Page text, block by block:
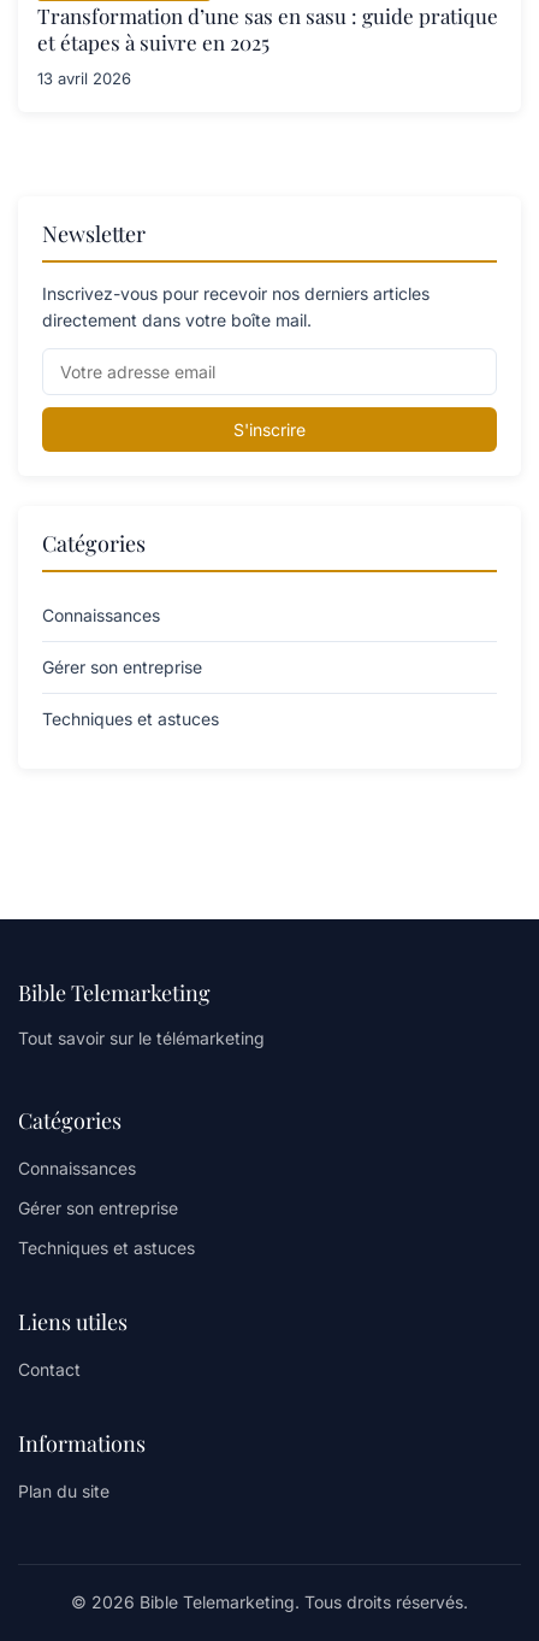
Transformation d’une sas en sasu : guide pratique
et étapes à suivre en 2025
13 avril 2026
Newsletter
Inscrivez-vous pour recevoir nos derniers articles
directement dans votre boîte mail.
S'inscrire
Catégories
Connaissances
Gérer son entreprise
Techniques et astuces
Bible Telemarketing
Tout savoir sur le télémarketing
Catégories
Connaissances
Gérer son entreprise
Techniques et astuces
Liens utiles
Contact
Informations
Plan du site
© 2026 Bible Telemarketing. Tous droits réservés.